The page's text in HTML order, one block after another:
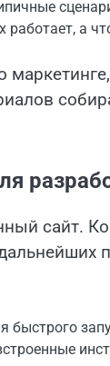
работает, а
сайт.
быстрого